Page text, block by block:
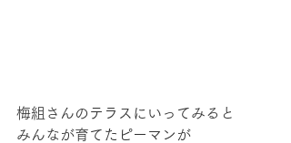
梅組さんのテラスにいってみると
みんなが育てたピーマンが